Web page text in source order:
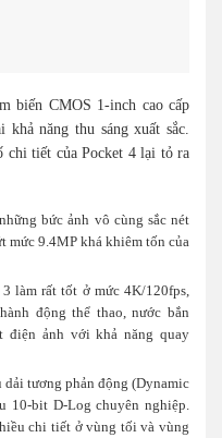
biến CMOS 1-inch cao cấp
năng thu sáng xuất sắc.
chi tiết của Pocket 4 lại tỏ ra
bức ảnh vô cùng sắc nét
mức 9.4MP khá khiêm tốn của
3 làm rất tốt ở mức 4K/120fps,
động thể thao, nước bắn
điện ảnh với khả năng quay
dải tương phản động (Dynamic
10-bit D-Log chuyên nghiệp.
chi tiết ở vùng tối và vùng